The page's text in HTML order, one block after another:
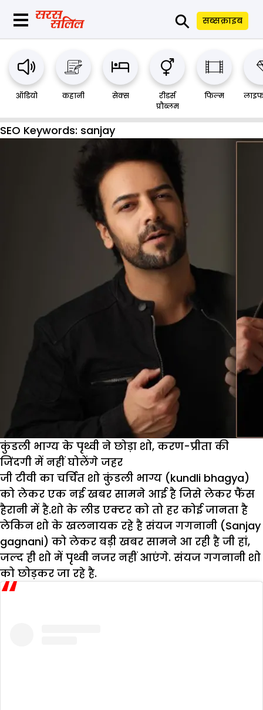
⚲ सब्सक्राइब
ऑडियो कहानी सेक्स
रीडर्स
प्रौब्लम
फिल्म
SEO Keywords: sanjay
कुंडली भाग्य के पृथ्वी ने छोड़ा शो, करण-प्रीता की
जिंदगी में नहीं घोलेंगे जहर
जी टीवी का चर्चित शो कुंडली भाग्य (kundli bhagya)
को लेकर एक नई खबर सामने आई है जिसे लेकर फैंस
हैरानी में है.शो के लीड एक्टर को तो हर कोई जानता है
लेकिन शो के खलनायक रहे है संयज गगनानी (Sanjay
gagnani) को लेकर बड़ी खबर सामने आ रही है जी हां,
जल्द ही शो में पृथ्वी नजर नहीं आएंगे. संयज गगनानी शो
को छोड़कर जा रहे है.